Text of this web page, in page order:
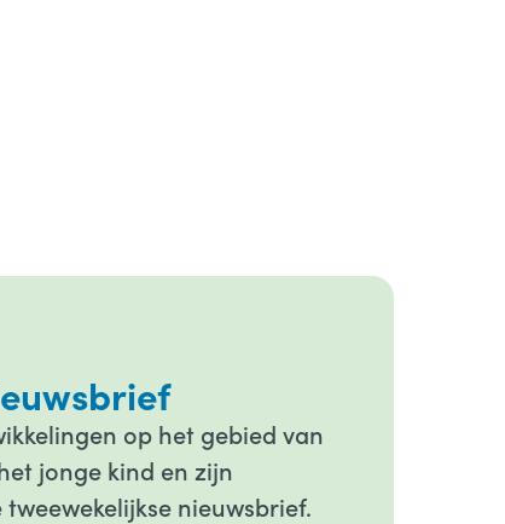
op het gebied van
jonge kind en zijn
nieuwsbrief.